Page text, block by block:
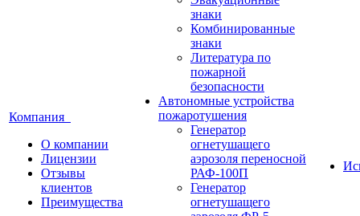
Компания
О компании
Лицензии
Отзывы
клиентов
Преимущества
знаки
Комбинированные
знаки
Литература по
пожарной
безопасности
Автономные устройства
пожаротушения
Генератор
огнетушащего
аэрозоля переносной
РАФ-100П
Генератор
огнетушащего